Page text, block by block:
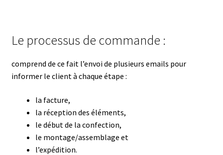
Le processus de commande :
comprend de ce fait l’envoi de plusieurs emails pour
informer le client à chaque étape :
la facture,
la réception des éléments,
le début de la confection,
le montage/assemblage et
l’expédition.